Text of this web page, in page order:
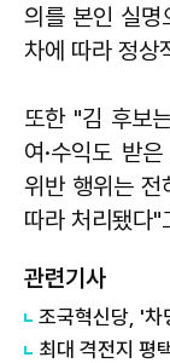
의를 본인 실명
차에 따라 정상
또한 "김 후보
여·수익도 받
위반 행위는 전
따라 처리됐다"
관련기사
조국혁신당, '차